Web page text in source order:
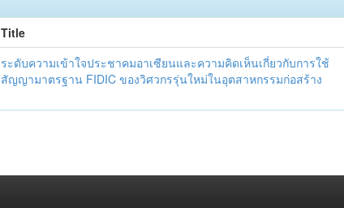
Title
ระดับความเข้าใจประชาคมอาเซียนและความคิดเห็นเกี่ยวกับการใช้
สัญญามาตรฐาน FIDIC ของวิศวกรรุ่นใหม่ในอุตสาหกรรมก่อสร้าง